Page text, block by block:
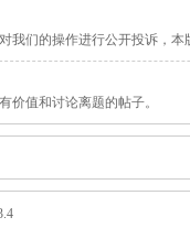
我们的操作进行公开投诉，
价值和讨论离题的帖子。